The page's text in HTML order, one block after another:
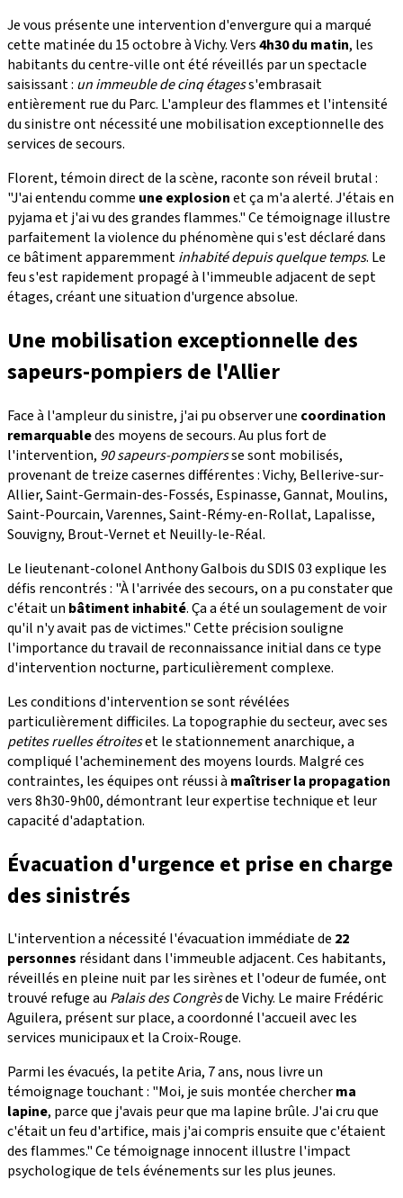
Je vous présente une intervention d'envergure qui a marqué
cette matinée du 15 octobre à Vichy. Vers4h30 du matin, les
habitants du centre-ville ont été réveillés par un spectacle
saisissant : un immeuble de cinq étagess'embrasait
entièrement rue du Parc. L'ampleur des flammes et l'intensité
du sinistre ont nécessité une mobilisation exceptionnelle des
services de secours.
Florent, témoin direct de la scène, raconte son réveil brutal :
"J'ai entendu comme une explosionet ça m'a alerté. J'étais en
pyjama et j'ai vu des grandes flammes." Ce témoignage illustre
parfaitement la violence du phénomène qui s'est déclaré dans
ce bâtiment apparemmentinhabité depuis quelque temps. Le
feu s'est rapidement propagé à l'immeuble adjacent de sept
étages, créant une situation d'urgence absolue.
Une mobilisation exceptionnelle des
sapeurs-pompiers de l'Allier
Face à l'ampleur du sinistre, j'ai pu observer une coordination
remarquabledes moyens de secours. Au plus fort de
l'intervention, 90 sapeurs-pompiersse sont mobilisés,
provenant de treize casernes différentes : Vichy, Bellerive-sur-
Allier, Saint-Germain-des-Fossés, Espinasse, Gannat, Moulins,
Saint-Pourcain, Varennes, Saint-Rémy-en-Rollat, Lapalisse,
Souvigny, Brout-Vernet et Neuilly-le-Réal.
Le lieutenant-colonel Anthony Galbois du SDIS 03 explique les
défis rencontrés : "À l'arrivée des secours, on a pu constater que
c'était un bâtiment inhabité. Ça a été un soulagement de voir
qu'il n'y avait pas de victimes." Cette précision souligne
l'importance du travail de reconnaissance initial dans ce type
d'intervention nocturne, particulièrement complexe.
Les conditions d'intervention se sont révélées
particulièrement difficiles. La topographie du secteur, avec ses
petites ruelles étroiteset le stationnement anarchique, a
compliqué l'acheminement des moyens lourds. Malgré ces
contraintes, les équipes ont réussi à maîtriser la propagation
vers 8h30-9h00, démontrant leur expertise technique et leur
capacité d'adaptation.
Évacuation d'urgence et prise en charge
des sinistrés
L'intervention a nécessité l'évacuation immédiate de 22
personnes résidant dans l'immeuble adjacent. Ces habitants,
réveillés en pleine nuit par les sirènes et l'odeur de fumée, ont
trouvé refuge au Palais des Congrèsde Vichy. Le maire Frédéric
Aguilera, présent sur place, a coordonné l'accueil avec les
services municipaux et la Croix-Rouge.
Parmi les évacués, la petite Aria, 7 ans, nous livre un
témoignage touchant : "Moi, je suis montée chercherma
lapine, parce que j'avais peur que ma lapine brûle. J'ai cru que
c'était un feu d'artifice, mais j'ai compris ensuite que c'étaient
des flammes." Ce témoignage innocent illustre l'impact
psychologique de tels événements sur les plus jeunes.